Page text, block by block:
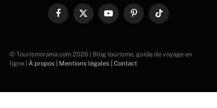
FacebookX
YouTubePinterestTikTok
© Tourismorama.com 2026 | Blog tourisme, guide de voyage en
ligne | À propos | Mentions légales | Contact